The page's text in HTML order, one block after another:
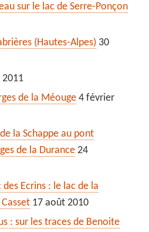
sur le lac de Serre-Ponçon
(Hautes-Alpes) 30
de la Méouge 4 février
la Schappe au pont
de la Durance 24
Ecrins : le lac de la
17 août 2010
: sur les traces de Benoite